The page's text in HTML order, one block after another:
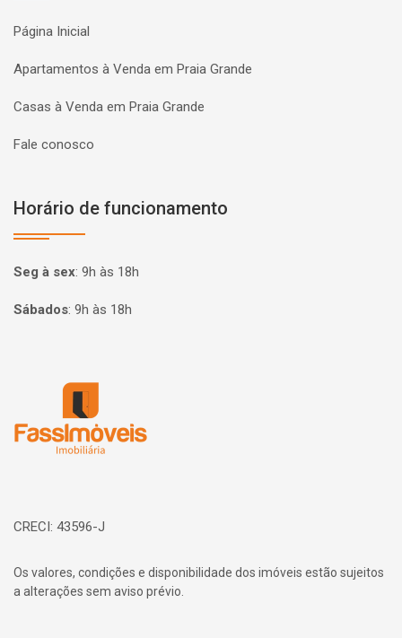
Página Inicial
Apartamentos à Venda em Praia Grande
Casas à Venda em Praia Grande
Fale conosco
Horário de funcionamento
Seg à sex: 9h às 18h
Sábados: 9h às 18h
CRECI: 43596-J
Os valores, condições e disponibilidade dos imóveis estão sujeitos
a alterações sem aviso prévio.